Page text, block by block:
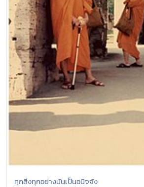
ทุกสิ่งทุกอย่างมันเป็นอนิจจัง